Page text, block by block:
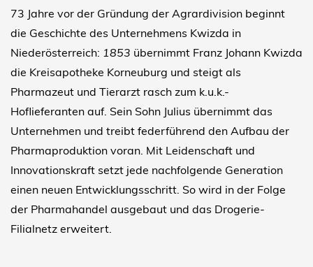
73 Jahre vor der Gründung der Agrardivision beginnt
die Geschichte des Unternehmens Kwizda in
Niederösterreich: 1853 übernimmt Franz Johann Kwizda
die Kreisapotheke Korneuburg und steigt als
Pharmazeut und Tierarzt rasch zum k.u.k.-
Hoflieferanten auf. Sein Sohn Julius übernimmt das
Unternehmen und treibt federführend den Aufbau der
Pharmaproduktion voran. Mit Leidenschaft und
Innovationskraft setzt jede nachfolgende Generation
einen neuen Entwicklungsschritt. So wird in der Folge
der Pharmahandel ausgebaut und das Drogerie-
Filialnetz erweitert.